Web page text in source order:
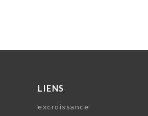
LIENS
excroissance